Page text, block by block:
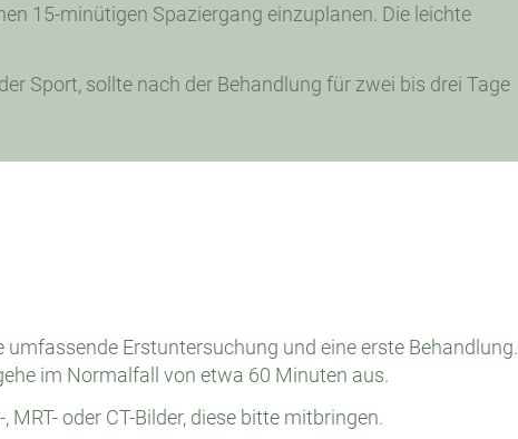
15-minütigen Spaziergang einzuplanen. Die leichte
Sport, sollte nach der Behandlung für zwei bis drei Tage
Erstuntersuchung und eine erste Behandlung.
im Normalfall von etwa 60 Minuten aus.
oder CT-Bilder, diese bitte mitbringen.